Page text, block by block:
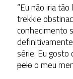
“Eu não iria
trekkie
conhecimento
série. Eu gosto
peloo meu